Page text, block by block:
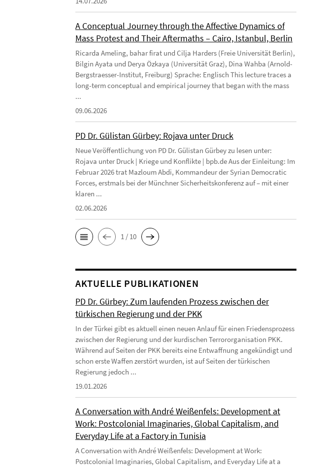
A Conceptual Journey through the Affective Dynamics of
Mass Protest and Their Aftermaths – Cairo, Istanbul, Berlin
Ricarda Ameling, bahar firat und Cilja Harders (Freie Universität Berlin),
Bilgin Ayata und Derya Özkaya (Universität Graz), Dina Wahba (Arnold-
Bergstraesser-Institut, Freiburg) Sprache: Englisch This lecture traces a
long-term conceptual and empirical journey that began with the mass
...
09.06.2026
PD Dr. Gülistan Gürbey: Rojava unter Druck
Neue Veröffentlichung von PD Dr. Gülistan Gürbey zu lesen unter:
Rojava unter Druck | Kriege und Konflikte | bpb.de Aus der Einleitung: Im
Februar 2026 trat Mazloum Abdi, Kommandeur der Syrian Democratic
Forces, erstmals bei der Münchner Sicherheitskonferenz auf – mit einer
klaren ...
02.06.2026
1 / 10
AKTUELLE PUBLIKATIONEN
PD Dr. Gürbey: Zum laufenden Prozess zwischen der
türkischen Regierung und der PKK
In der Türkei gibt es aktuell einen neuen Anlauf für einen Friedensprozess
zwischen der Regierung und der kurdischen Terrororganisation PKK.
Während auf Seiten der PKK bereits eine Entwaffnung angekündigt und
schon erste Waffen zerstört wurden, ist auf Seiten der türkischen
Regierung jedoch ...
19.01.2026
A Conversation with André Weißenfels: Development at
Work: Postcolonial Imaginaries, Global Capitalism, and
Everyday Life at a Factory in Tunisia
A Conversation with André Weißenfels: Development at Work:
Postcolonial Imaginaries, Global Capitalism, and Everyday Life at a